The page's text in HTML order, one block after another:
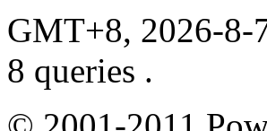
GMT+8, 2026-8-
8 queries .